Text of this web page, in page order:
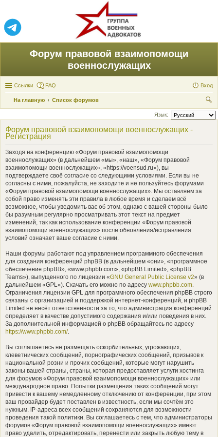
Форум правовой взаимопомощи
военнослужащих
Ссылки FAQ Вход
На главную
Список форумов
ои
Язык:
Форум правовой взаимопомощи военнослужащих -
Регистрация
Заходя на конференцию «Форум правовой взаимопомощи
военнослужащих» (в дальнейшем «мы», «наш», «Форум правовой
взаимопомощи военнослужащих», «https://voensud.ru»), вы
подтверждаете своё согласие со следующими условиями. Если вы не
согласны с ними, пожалуйста, не заходите и не пользуйтесь форумами
«Форум правовой взаимопомощи военнослужащих». Мы оставляем за
собой право изменять эти правила в любое время и сделаем всё
возможное, чтобы уведомить вас об этом, однако с вашей стороны было
бы разумным регулярно просматривать этот текст на предмет
изменений, так как использование конференции «Форум правовой
взаимопомощи военнослужащих» после обновления/исправления
условий означает ваше согласие с ними.
Наши форумы работают под управлением программного обеспечения
для создания конференций phpBB (в дальнейшем «они», «программное
обеспечение phpBB», «www.phpbb.com», «phpBB Limited», «phpBB
Teams»), выпущенного по лицензии «GNU General Public License v2» (в
дальнейшем «GPL»). Скачать его можно по адресу www.phpbb.com.
Ограничения лицензии GPL для программного обеспечения phpBB строго
связаны с организацией и поддержкой интернет-конференций, и phpBB
Limited не несёт ответственности за то, что администрация конференций
определяет в качестве допустимого содержания и/или поведения в них.
За дополнительной информацией о phpBB обращайтесь по адресу
https://www.phpbb.com/.
Вы соглашаетесь не размещать оскорбительных, угрожающих,
клеветнических сообщений, порнографических сообщений, призывов к
национальной розни и прочих сообщений, которые могут нарушить
законы вашей страны, страны, которая предоставляет услуги хостинга
для форумов «Форум правовой взаимопомощи военнослужащих» или
международное право. Попытки размещения таких сообщений могут
привести к вашему немедленному отключению от конференции, при этом
ваш провайдер будет поставлен в известность, если мы сочтём это
нужным. IP-адреса всех сообщений сохраняются для возможности
проведения такой политики. Вы соглашаетесь с тем, что администраторы
форумов «Форум правовой взаимопомощи военнослужащих» имеют
право удалить, отредактировать, перенести или закрыть любую тему в